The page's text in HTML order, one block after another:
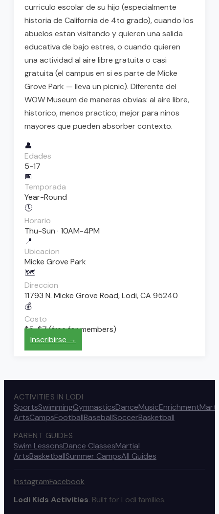
curriculo escolar de su hijo (especialmente
historia de California de 4to grado), cuando los
abuelos estan visitando y quieren una salida
educativa de bajo estres, o cuando quieren
una actividad al aire libre gratuita o casi
gratuita (el campus en si es parte de Micke
Grove Park — lleva un picnic). Diferente del
WOW Museum de maneras obvias: al aire libre,
historico, menos practico; mejor para ninos
mayores que pueden absorber contexto.
👤
Edades
5-17
📅
Temporada
Year-Round
🕓
Horario
Thu-Sun · 10AM-4PM
📍
Ubicacion
Micke Grove Park
🗺️
Direccion
11793 N. Micke Grove Road, Lodi, CA 95240
💰
Costo
$5-$7 (free for members)
Inscribirse →
ACTIVITIES IN LODI
SportsSwimmingGymnasticsDanceMusicEnrichment
ArtsCampsFootballBaseballSoccerBasketball
PARENT GUIDES
Swim LessonsDance ClassesMartial
ArtsBasketballSummer CampsAll Guides
InstagramFacebook
Lodi Kids Activities. Built for Lodi families.